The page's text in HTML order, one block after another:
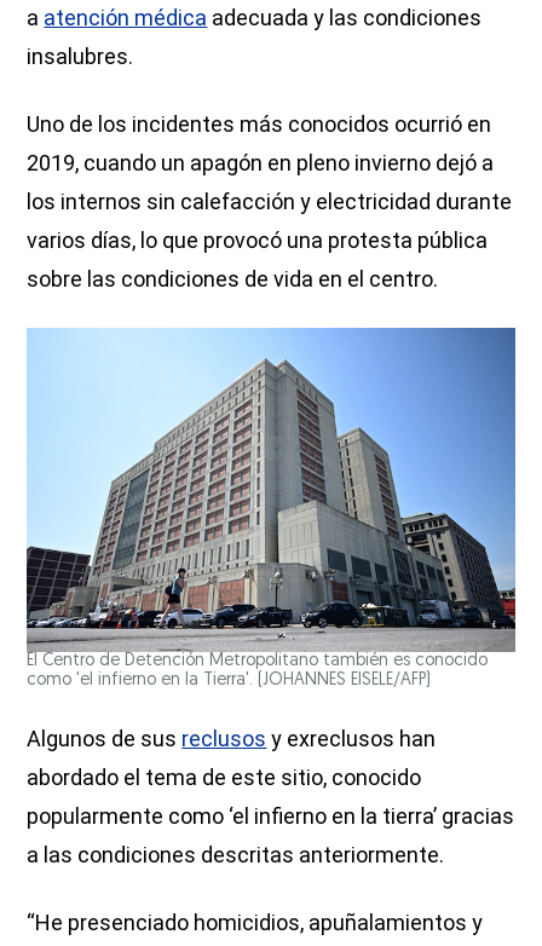
a atención médica adecuada y las condiciones
insalubres.
Uno de los incidentes más conocidos ocurrió en
2019, cuando un apagón en pleno invierno dejó a
los internos sin calefacción y electricidad durante
varios días, lo que provocó una protesta pública
sobre las condiciones de vida en el centro.
El Centro de Detención Metropolitano también es conocido
como 'el infierno en la Tierra'. (JOHANNES EISELE/AFP)
Algunos de sus reclusos y exreclusos han
abordado el tema de este sitio, conocido
popularmente como ‘el infierno en la tierra’ gracias
a las condiciones descritas anteriormente.
“He presenciado homicidios, apuñalamientos y